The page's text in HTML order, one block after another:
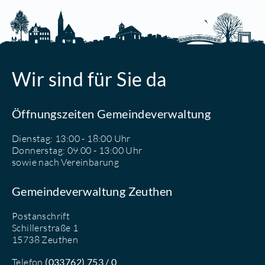
Wir sind für Sie da
Öffnungszeiten Gemeindeverwaltung
Dienstag: 13:00 - 18:00 Uhr
Donnerstag: 09.00 - 13:00 Uhr
sowie nach Vereinbarung
Gemeindeverwaltung Zeuthen
Postanschrift
Schillerstraße 1
15738 Zeuthen
Telefon (033762) 753 / 0